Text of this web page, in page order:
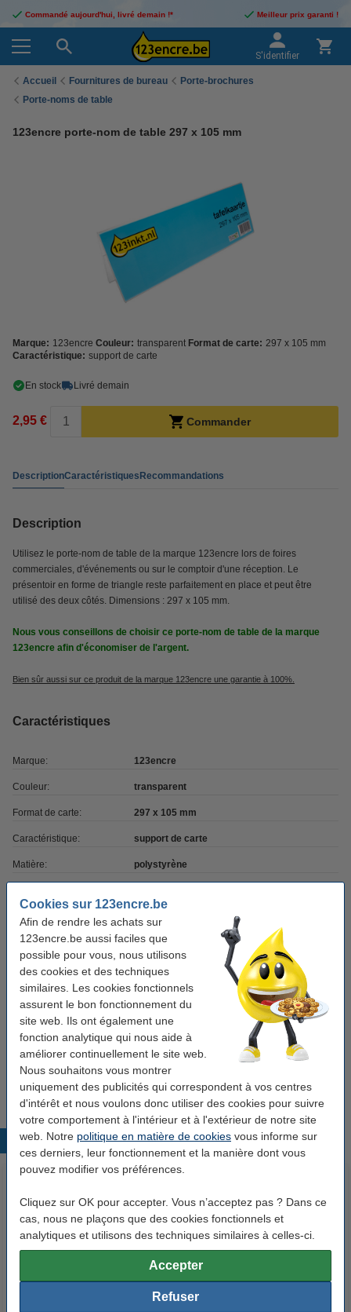
Cookies sur 123encre.be
Afin de rendre les achats sur
123encre.be aussi faciles que
possible pour vous, nous utilisons
des cookies et des techniques
similaires. Les cookies fonctionnels
assurent le bon fonctionnement du
site web. Ils ont également une
fonction analytique qui nous aide à
améliorer continuellement le site web.
Nous souhaitons vous montrer
uniquement des publicités qui correspondent à vos centres
d'intérêt et nous voulons donc utiliser des cookies pour suivre
votre comportement à l'intérieur et à l'extérieur de notre site
web. Notre politique en matière de cookies vous informe sur
ces derniers, leur fonctionnement et la manière dont vous
pouvez modifier vos préférences.
Cliquez sur OK pour accepter. Vous n’acceptez pas ? Dans ce
cas, nous ne plaçons que des cookies fonctionnels et
analytiques et utilisons des techniques similaires à celles-ci.
Accepter
Refuser
Commandé aujourd'hui, livré demain !* Meilleur prix garanti !
S'identifier
Accueil Fournitures de bureau
Porte-brochures
Porte-noms de table
123encre porte-nom de table 297 x 105 mm
Marque: 123encre Couleur: transparent Format de carte: 297 x 105 mm
Caractéristique: support de carte
En stock Livré demain
2,95 € Commander
DescriptionCaractéristiquesRecommandations
Description
Utilisez le porte-nom de table de la marque 123encre lors de foires
commerciales, d'événements ou sur le comptoir d'une réception. Le
présentoir en forme de triangle reste parfaitement en place et peut être
utilisé des deux côtés. Dimensions : 297 x 105 mm.
Nous vous conseillons de choisir ce porte-nom de table de la marque
123encre afin d'économiser de l'argent.
Bien sûr aussi sur ce produit de la marque 123encre une garantie à 100%.
Caractéristiques
Marque: 123encre
Couleur: transparent
Format de carte: 297 x 105 mm
Caractéristique: support de carte
Matière: polystyrène
Pack avantageux !
Offre : 5x 123encre porte-nom de table 297 x
105 mm
13,95 €
Bon plan : commandez également
123encre carte de table 297 x 104 mm (25
22,50 €
Produits populaires
123accu Xtreme Power MN1500